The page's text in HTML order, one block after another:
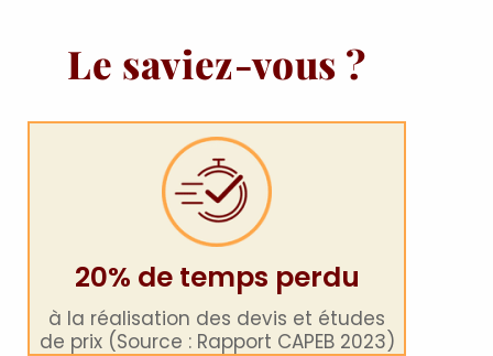
Le saviez-vous ?
20% de temps perdu
à la réalisation des devis et études
de prix (Source : Rapport CAPEB 2023)